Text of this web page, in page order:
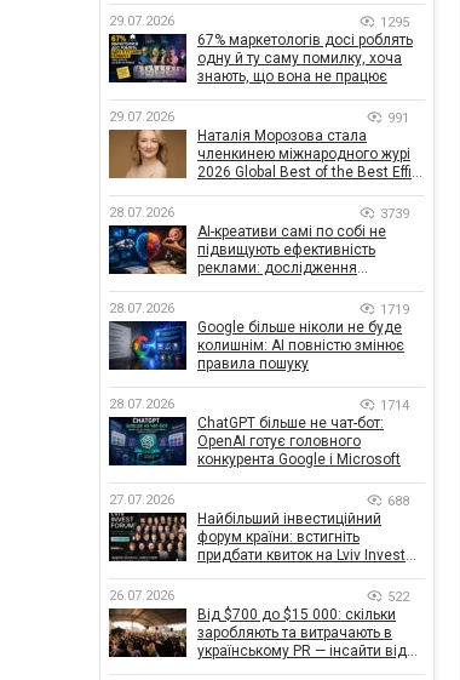
29.07.2026 1295
67% маркетологів досі роблять
одну й ту саму помилку, хоча
знають, що вона не працює
29.07.2026 991
Наталія Морозова стала
членкинею міжнародного журі
2026 Global Best of the Best Effie
28.07.2026 3739
AI-креативи самі по собі не
підвищують ефективність
реклами: дослідження
впливає на ефективність
кампаній
28.07.2026 1719
Google більше ніколи не буде
колишнім: AI повністю змінює
правила пошуку
28.07.2026 1714
ChatGPT більше не чат-бот:
OpenAI готує головного
конкурента Google і Microsoft
27.07.2026 688
Найбільший інвестиційний
форум країни: встигніть
придбати квиток на Lviv Invest
26.07.2026 522
Від $700 до $15 000: скільки
заробляють та витрачають в
українському PR — інсайти від